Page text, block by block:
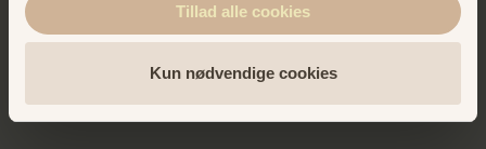
Tillad alle cookies
Kun nødvendige cookies